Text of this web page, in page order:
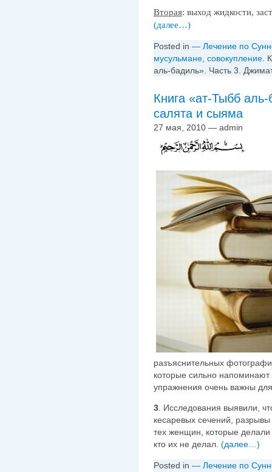
Вторая: выход жидкости,
(далее…)
Posted in — Лечение по
мусульмане, совокупление.
аль-бадиль». Часть 3.
Книга «ат-Тыбб
салята и сыяма
27 мая, 2010 — admin
разъяснительных
которые сильно
упражнения очень важны
3 . Исследования выявили,
кесаревых сечений,
тех женщин, которые
кто их не делал. (далее…)
Posted in — Лечение по